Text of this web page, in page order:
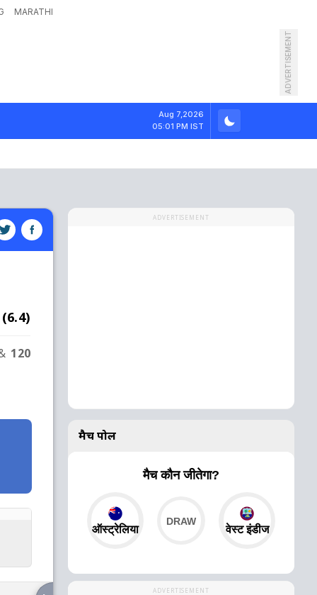
MARATHI
ADVERTISEMENT
Aug 7,2026
05:01 PM IST
120
ADVERTISEMENT
मैच पोल
मैच कौन जीतेगा?
ऑस्ट्रेलिया वेस्ट इंडीज
ADVERTISEMENT